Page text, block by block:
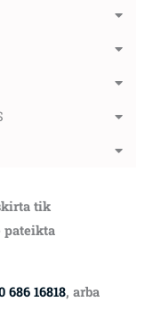
tik
pateikta
686 16818, arba